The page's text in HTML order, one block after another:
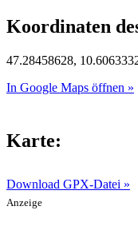
Koordinaten
47.28458628,
In Google Maps öffnen »
Karte:
Download GPX-Datei »
Anzeige